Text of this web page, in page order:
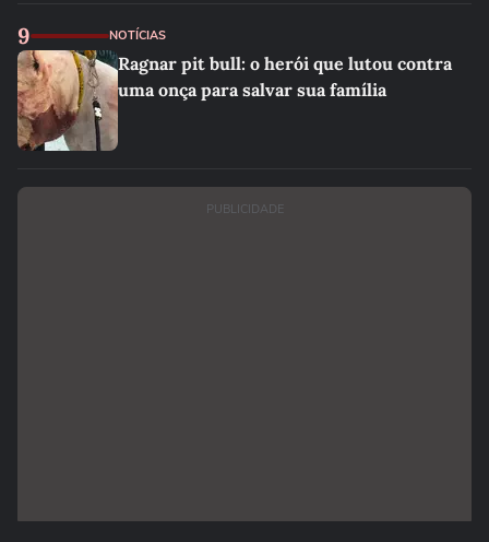
9 NOTÍCIAS
Ragnar pit bull: o herói que lutou contra
uma onça para salvar sua família
PUBLICIDADE